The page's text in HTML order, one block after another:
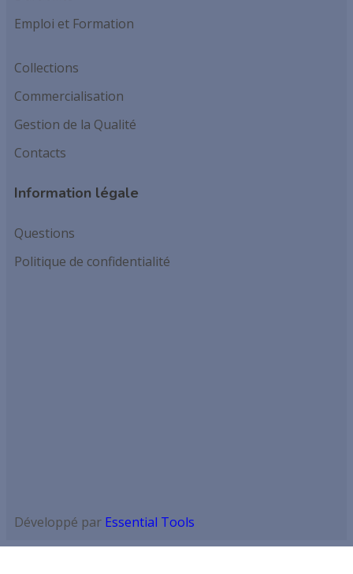
Emploi et Formation
Collections
Commercialisation
Gestion de la Qualité
Contacts
Information légale
Questions
Politique de confidentialité
Développé par Essential Tools